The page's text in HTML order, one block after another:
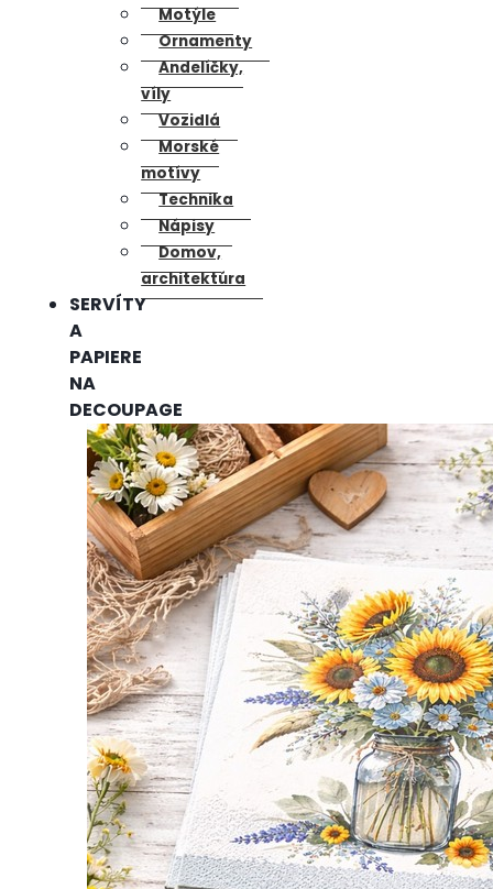
Motýle
Ornamenty
Andelíčky,
víly
Vozidlá
Morské
motívy
Technika
Nápisy
Domov,
architektúra
SERVÍTY
A
PAPIERE
NA
DECOUPAGE